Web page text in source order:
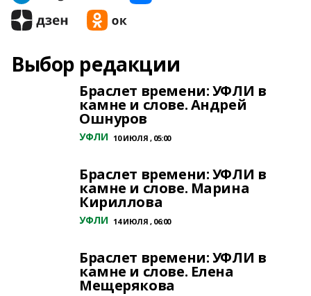
Выбор редакции
Браслет времени: УФЛИ в
камне и слове. Андрей
Ошнуров
УФЛИ 10 ИЮЛЯ , 05:00
Браслет времени: УФЛИ в
камне и слове. Марина
Кириллова
УФЛИ 14 ИЮЛЯ , 06:00
Браслет времени: УФЛИ в
камне и слове. Елена
Мещерякова